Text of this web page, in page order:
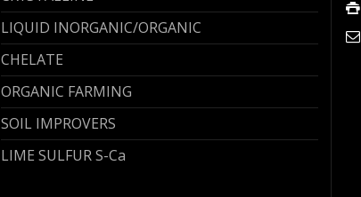
LIQUID INORGANIC/ORGANIC
CHELATE
ORGANIC FARMING
SOIL IMPROVERS
LIME SULFUR S-Ca